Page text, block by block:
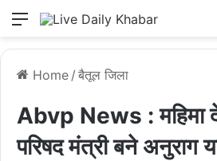
Menu
Home / बैतूल जिला
Abvp News : महिमा
परिषद मंत्री बने अनुराग